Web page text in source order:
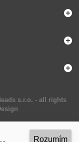
s.r.o. - all rights
Rozumím